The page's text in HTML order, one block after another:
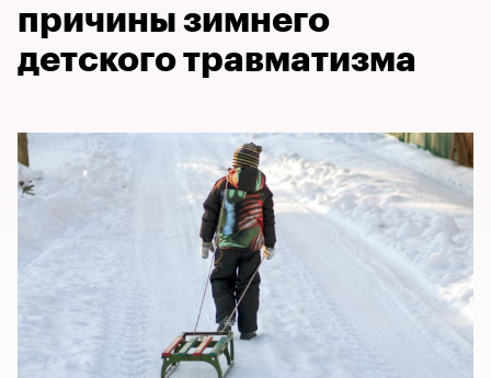
причины зимнего
детского травматизма